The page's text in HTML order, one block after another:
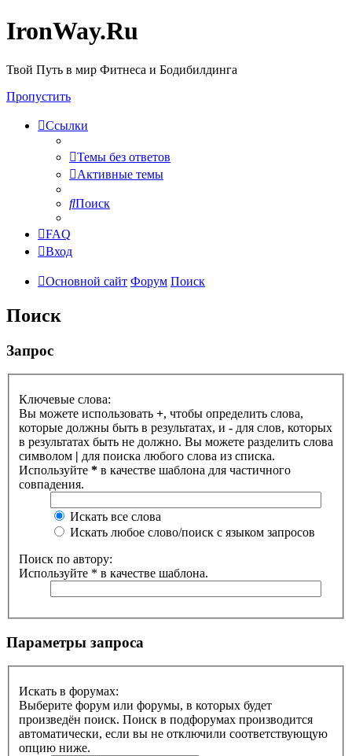
IronWay.Ru
Твой Путь в мир Фитнеса и Бодибилдинга
Пропустить
Ссылки
Темы без ответов
Активные темы
Поиск
FAQ
Вход
Основной сайт Форум Поиск
Поиск
Запрос
Ключевые слова:
Вы можете использовать +, чтобы определить слова,
которые должны быть в результатах, и - для слов, которых
в результатах быть не должно. Вы можете разделить слова
символом | для поиска любого слова из списка.
Используйте * в качестве шаблона для частичного
совпадения.
Искать все слова
Искать любое слово/поиск с языком запросов
Поиск по автору:
Используйте * в качестве шаблона.
Параметры запроса
Искать в форумах:
Выберите форум или форумы, в которых будет
произведён поиск. Поиск в подфорумах производится
автоматически, если вы не отключили соответствующую
опцию ниже.